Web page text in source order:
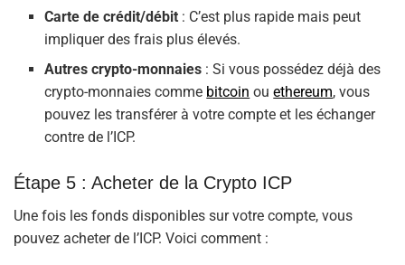
Carte de crédit/débit : C’est plus rapide mais peut
impliquer des frais plus élevés.
Autres crypto-monnaies : Si vous possédez déjà des
crypto-monnaies comme bitcoin ouethereum, vous
pouvez les transférer à votre compte et les échanger
contre de l’ICP.
Étape 5 : Acheter de la Crypto ICP
Une fois les fonds disponibles sur votre compte, vous
pouvez acheter de l’ICP. Voici comment :